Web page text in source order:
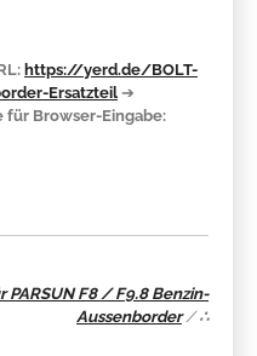
https://yerd.de/BOLT-
Ersatzteil ➔
für Browser-Eingabe:
F8 / F9.8 Benzin-
Aussenborder/∴